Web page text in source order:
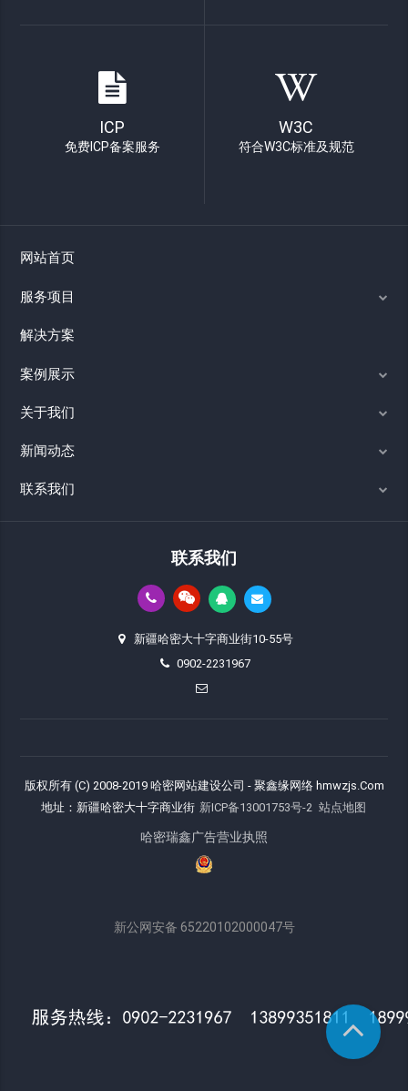
ICP
免费ICP备案服务
W3C
符合W3C标准及规范
网站首页
服务项目
解决方案
案例展示
关于我们
新闻动态
联系我们
联系我们
新疆哈密大十字商业街10-55号
0902-2231967
版权所有 (C) 2008-2019 哈密网站建设公司 - 聚鑫缘网络 hmwzjs.Com
地址：新疆哈密大十字商业街 新ICP备13001753号-2 站点地图
哈密瑞鑫广告营业执照
新公网安备 65220102000047号